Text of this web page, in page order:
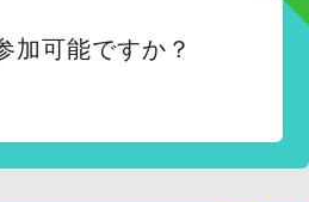
加可能ですか？